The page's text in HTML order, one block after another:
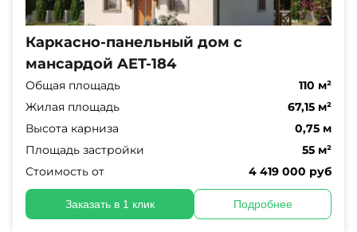
Каркасно-панельный дом с
мансардой AET-184
Общая площадь
110 м²
Жилая площадь
67,15 м²
Высота карниза
0,75 м
Площадь застройки
55 м²
Стоимость от
4 419 000 руб
Заказать в 1 клик Подробнее